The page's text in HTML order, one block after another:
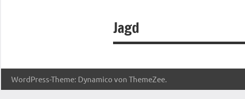
Jagd
WordPress-Theme: Dynamico von ThemeZee.